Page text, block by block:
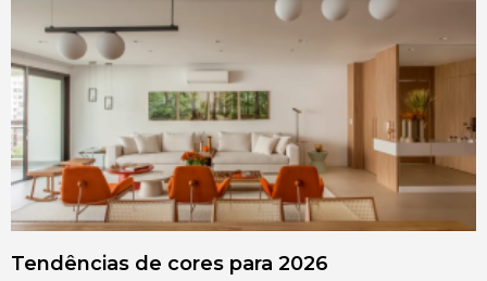
Tendências de cores para 2026